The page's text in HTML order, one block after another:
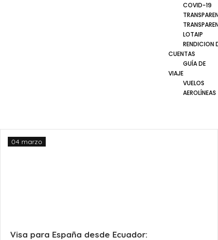
COVID-19
LOTAIP
RENDICION
CUENTAS
GUÍA DE
VIAJE
VUELOS
AEROLÍNEAS
Visa para España desde Ecuador:
04 marzo